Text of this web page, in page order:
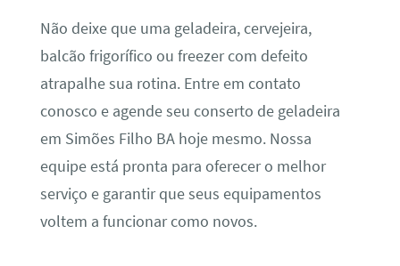
Não deixe que uma geladeira, cervejeira,
balcão frigorífico ou freezer com defeito
atrapalhe sua rotina. Entre em contato
conosco e agende seu conserto de geladeira
em Simões Filho BA hoje mesmo. Nossa
equipe está pronta para oferecer o melhor
serviço e garantir que seus equipamentos
voltem a funcionar como novos.